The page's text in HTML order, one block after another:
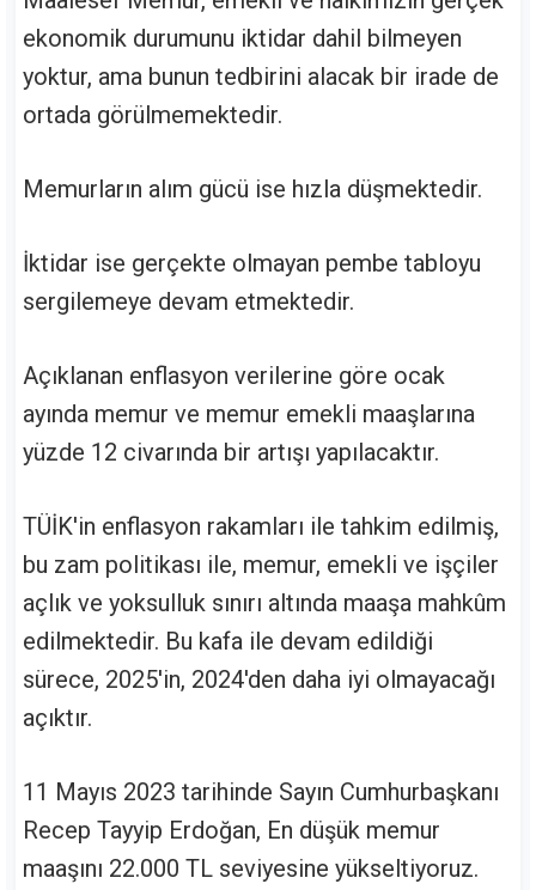
ekonomik durumunu iktidar dahil bilmeyen
yoktur, ama bunun tedbirini alacak bir irade de
ortada görülmemektedir.
Memurların alım gücü ise hızla düşmektedir.
İktidar ise gerçekte olmayan pembe tabloyu
sergilemeye devam etmektedir.
Açıklanan enflasyon verilerine göre ocak
ayında memur ve memur emekli maaşlarına
yüzde 12 civarında bir artışı yapılacaktır.
TÜİK'in enflasyon rakamları ile tahkim edilmiş,
bu zam politikası ile, memur, emekli ve işçiler
açlık ve yoksulluk sınırı altında maaşa mahkûm
edilmektedir. Bu kafa ile devam edildiği
sürece, 2025'in, 2024'den daha iyi olmayacağı
açıktır.
11 Mayıs 2023 tarihinde Sayın Cumhurbaşkanı
Recep Tayyip Erdoğan, En düşük memur
maaşını 22.000 TL seviyesine yükseltiyoruz.